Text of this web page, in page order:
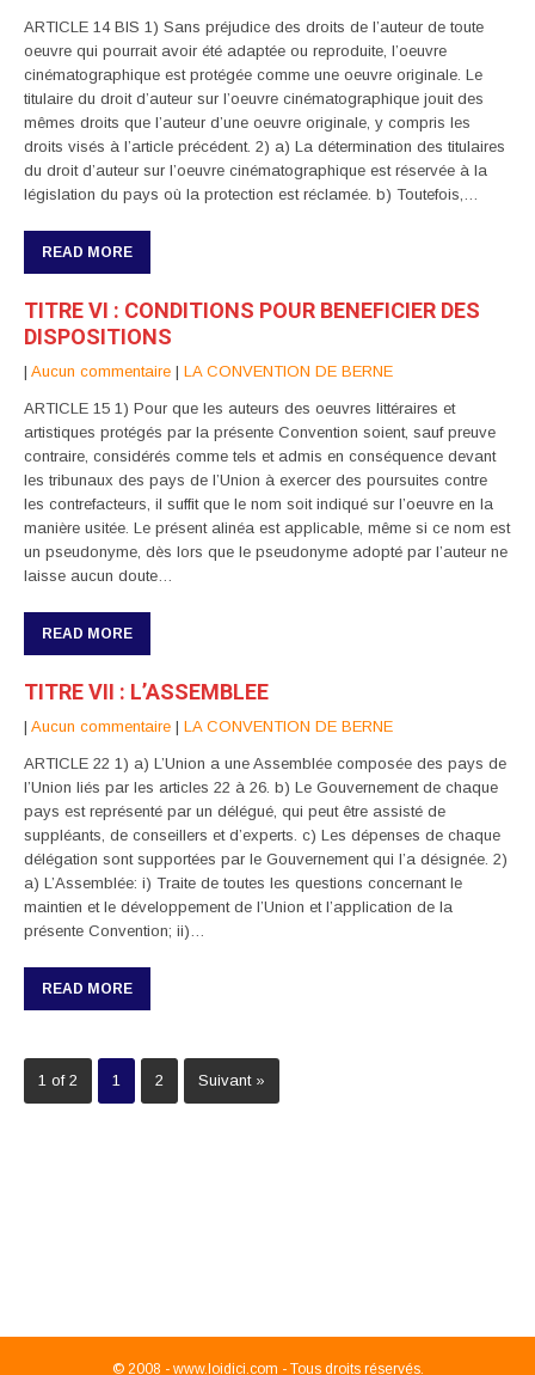
ARTICLE 14 BIS 1) Sans préjudice des droits de l’auteur de toute
oeuvre qui pourrait avoir été adaptée ou reproduite, l’oeuvre
cinématographique est protégée comme une oeuvre originale. Le
titulaire du droit d’auteur sur l’oeuvre cinématographique jouit des
mêmes droits que l’auteur d’une oeuvre originale, y compris les
droits visés à l’article précédent. 2) a) La détermination des titulaires
du droit d’auteur sur l’oeuvre cinématographique est réservée à la
législation du pays où la protection est réclamée. b) Toutefois,…
READ MORE
TITRE VI : CONDITIONS POUR BENEFICIER DES
DISPOSITIONS
| Aucun commentaire | LA CONVENTION DE BERNE
ARTICLE 15 1) Pour que les auteurs des oeuvres littéraires et
artistiques protégés par la présente Convention soient, sauf preuve
contraire, considérés comme tels et admis en conséquence devant
les tribunaux des pays de l’Union à exercer des poursuites contre
les contrefacteurs, il suffit que le nom soit indiqué sur l’oeuvre en la
manière usitée. Le présent alinéa est applicable, même si ce nom est
un pseudonyme, dès lors que le pseudonyme adopté par l’auteur ne
laisse aucun doute…
READ MORE
TITRE VII : L’ASSEMBLEE
| Aucun commentaire | LA CONVENTION DE BERNE
ARTICLE 22 1) a) L’Union a une Assemblée composée des pays de
l’Union liés par les articles 22 à 26. b) Le Gouvernement de chaque
pays est représenté par un délégué, qui peut être assisté de
suppléants, de conseillers et d’experts. c) Les dépenses de chaque
délégation sont supportées par le Gouvernement qui l’a désignée. 2)
a) L’Assemblée: i) Traite de toutes les questions concernant le
maintien et le développement de l’Union et l’application de la
présente Convention; ii)…
READ MORE
1 of 2 1 2 Suivant »
© 2008 - www.loidici.com - Tous droits réservés.